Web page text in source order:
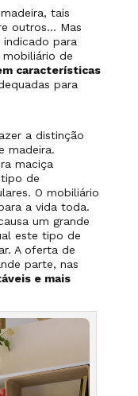
tais
outros… Mas
para
de
características
para
a distinção
madeira.
maciça
de
O mobiliário
a vida toda.
um grande
este tipo de
A oferta de
parte, nas
e mais